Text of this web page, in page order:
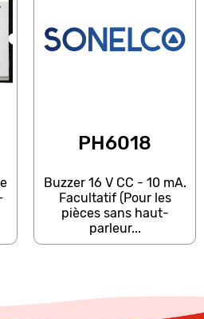
PH6018
Buzzer 16 V CC - 10 mA.
Facultatif (Pour les
pièces sans haut-
parleur...